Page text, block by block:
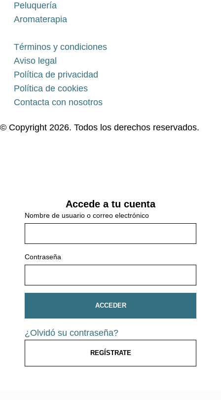
Peluquería
Aromaterapia
Términos y condiciones
Aviso legal
Política de privacidad
Política de cookies
Contacta con nosotros
© Copyright 2026. Todos los derechos reservados.
Accede a tu cuenta
Nombre de usuario o correo electrónico
Contraseña
ACCEDER
¿Olvidó su contraseña?
REGÍSTRATE